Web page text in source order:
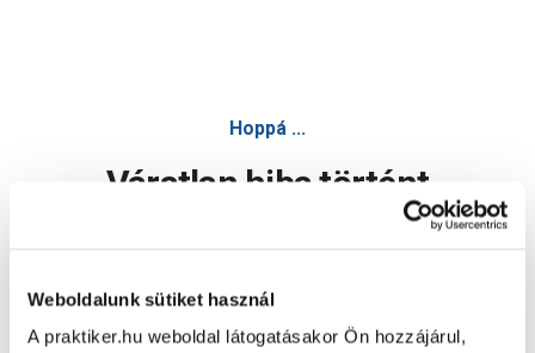
Weboldalunk sütiket használ
A praktiker.hu weboldal látogatásakor Ön hozzájárul,
Hoppá ...
Váratlan hiba történt
Oldal újratöltése